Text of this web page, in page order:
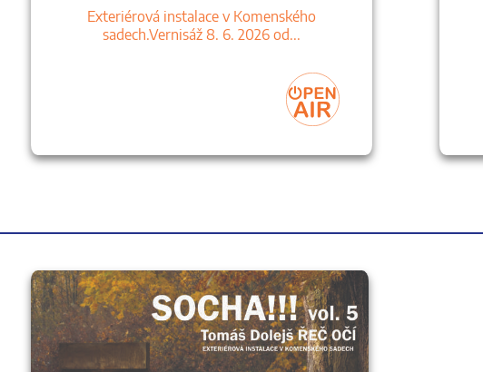
Exteriérová instalace v Komenského
sadech.Vernisáž 8. 6. 2026 od...